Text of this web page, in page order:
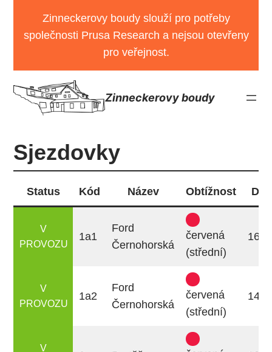
obsah
Zinneckerovy boudy slouží pro potřeby
společnosti Prusa Research a nejsou otevřeny
pro veřejnost.
Zinneckerovy boudy
Sjezdovky
Status Kód Název Obtížnost
V
PROVOZU
1a1
Ford
Černohorská
červená
(střední)
V
PROVOZU
1a2
Ford
Černohorská
červená
(střední)
V